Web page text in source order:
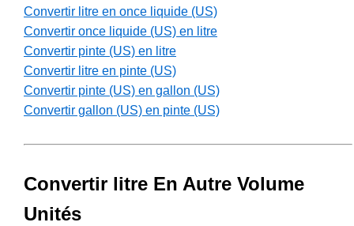
Convertir litre en once liquide (US)
Convertir once liquide (US) en litre
Convertir pinte (US) en litre
Convertir litre en pinte (US)
Convertir pinte (US) en gallon (US)
Convertir gallon (US) en pinte (US)
Convertir litre En Autre Volume
Unités